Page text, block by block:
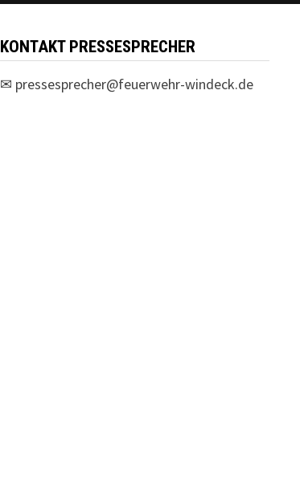
KONTAKT PRESSESPRECHER
✉ pressesprecher@feuerwehr-windeck.de